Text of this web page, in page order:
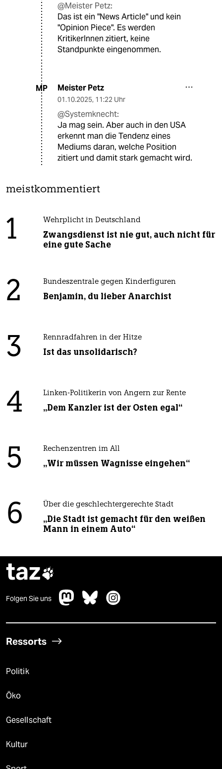
@Meister Petz:
Das ist ein "News Article" und kein
"Opinion Piece". Es werden
KritikerInnen zitiert, keine
Standpunkte eingenommen.
MP Meister Petz
01.10.2025, 11:22 Uhr
@Systemknecht:
Ja mag sein. Aber auch in den USA
erkennt man die Tendenz eines
Mediums daran, welche Position
zitiert und damit stark gemacht wird.
meistkommentiert
1 Wehrplicht in Deutschland
Zwangsdienst ist nie gut, auch nicht für
eine gute Sache
2 Bundeszentrale gegen Kinderfiguren
Benjamin, du lieber Anarchist
3 Rennradfahren in der Hitze
Ist das unsolidarisch?
4 Linken-Politikerin von Angern zur Rente
„Dem Kanzler ist der Osten egal“
5 Rechenzentren im All
„Wir müssen Wagnisse eingehen“
6 Über die geschlechtergerechte Stadt
„Die Stadt ist gemacht für den weißen
Mann in einem Auto“
taz
Folgen Sie uns
Ressorts
Politik
Öko
Gesellschaft
Kultur